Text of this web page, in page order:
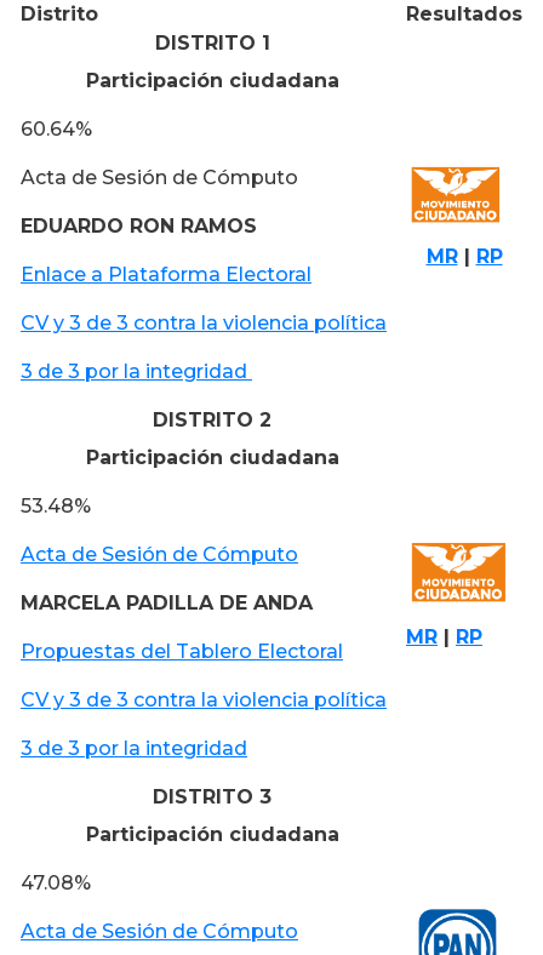
Distrito
Resultados
DISTRITO 1
Participación ciudadana
60.64%
Acta de Sesión de Cómputo
EDUARDO RON RAMOS
Enlace a Plataforma Electoral
CV y 3 de 3 contra la violencia política
3 de 3 por la integridad
MR| RP
DISTRITO 2
Participación ciudadana
53.48%
Acta de Sesión de Cómputo
MARCELA PADILLA DE ANDA
Propuestas del Tablero Electoral
CV y 3 de 3 contra la violencia política
3 de 3 por la integridad
MR | RP
DISTRITO 3
Participación ciudadana
47.08%
Acta de Sesión de Cómputo